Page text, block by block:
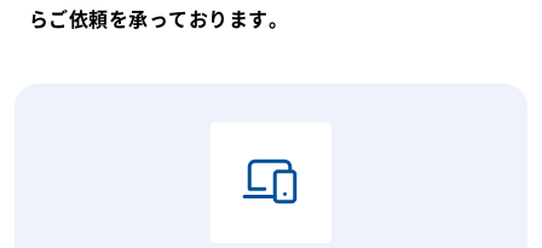
らご依頼を承っております。